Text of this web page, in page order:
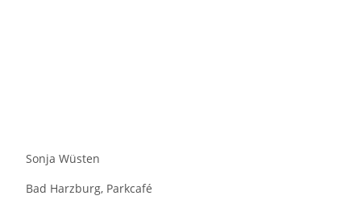
Sonja Wüsten
Bad Harzburg, Parkcafé